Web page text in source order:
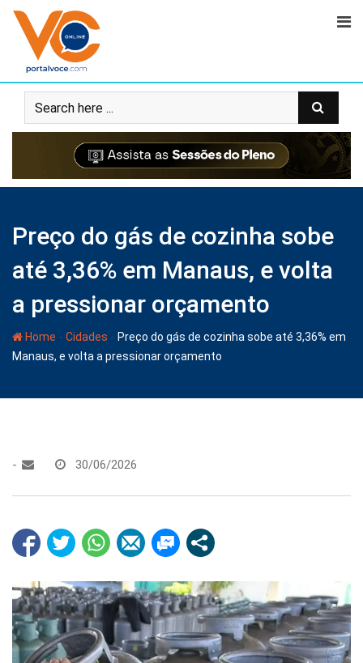
Preço do gás de cozinha sobe
até 3,36% em Manaus, e volta
a pressionar orçamento
Home - Cidades - Preço do gás de cozinha sobe até 3,36% em
Manaus, e volta a pressionar orçamento
- 30/06/2026